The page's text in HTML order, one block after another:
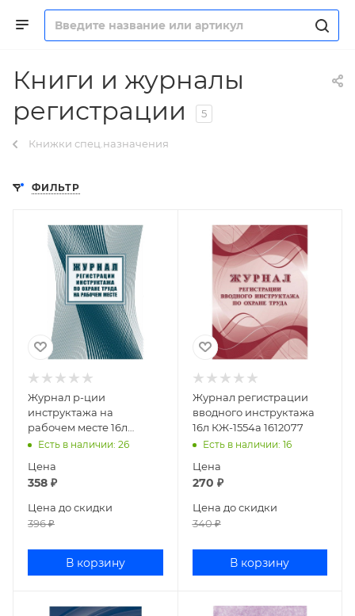
Книги и журналы
регистрации
5
Книжки спец.назначения
ФИЛЬТР
Журнал р-ции
инструктажа на
рабочем месте 16л
КЖ132А 1595134
Есть в наличии: 26
Цена
358 ₽
Цена до скидки
396₽
В корзину
Журнал регистрации
вводного инструктажа
16л КЖ-1554а 1612077
Есть в наличии: 16
Цена
270 ₽
Цена до скидки
340₽
В корзину